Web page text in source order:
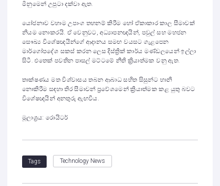
මිනුමෙන් උපුටා දක්වා ඇත.
යෝජනාව වහාම උපාංග තහනම් කිරීම හෝ ඒකාකාර කාල සීමාවක්
නියම නොකරයි. ඒ වෙනුවට, අධ්‍යාපනඥයින්, පවුල් සහ මහජන
සෞඛ්‍ය විශේෂඥයින්ගේ ආදානය සමඟ වයසට ගැළපෙන
මාර්ගෝපදේශ සකස් කරන ලෙස දිස්ත්‍රික් කාර්ය මණ්ඩලයෙන් ඉල්ලා
සිටී. එතෙක් පවතින පාසල් මට්ටමේ නීති ක්‍රියාත්මක වනු ඇත.
තාක්ෂණය මත විශ්වාසය තබන ආබාධ සහිත සිසුන්ට හානි
නොකිරීම සඳහා තිර සීමාවන් ප්‍රවේශමෙන් ක්‍රියාත්මක කළ යුතු බවට
විශේෂඥයින් අනතුරු ඇඟවීය.
මූලාශ්‍රය: රොයිටර්
Tags Technology News